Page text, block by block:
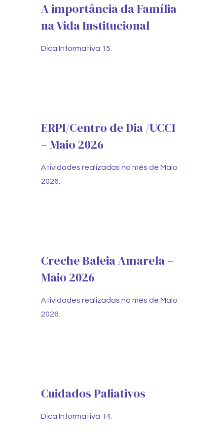
A importância da Família
na Vida Institucional
Dica Informativa 15.
ERPI/Centro de Dia /UCCI
– Maio 2026
Atividades realizadas no mês de Maio
2026.
Creche Baleia Amarela –
Maio 2026
Atividades realizadas no mês de Maio
2026.
Cuidados Paliativos
Dica Informativa 14.